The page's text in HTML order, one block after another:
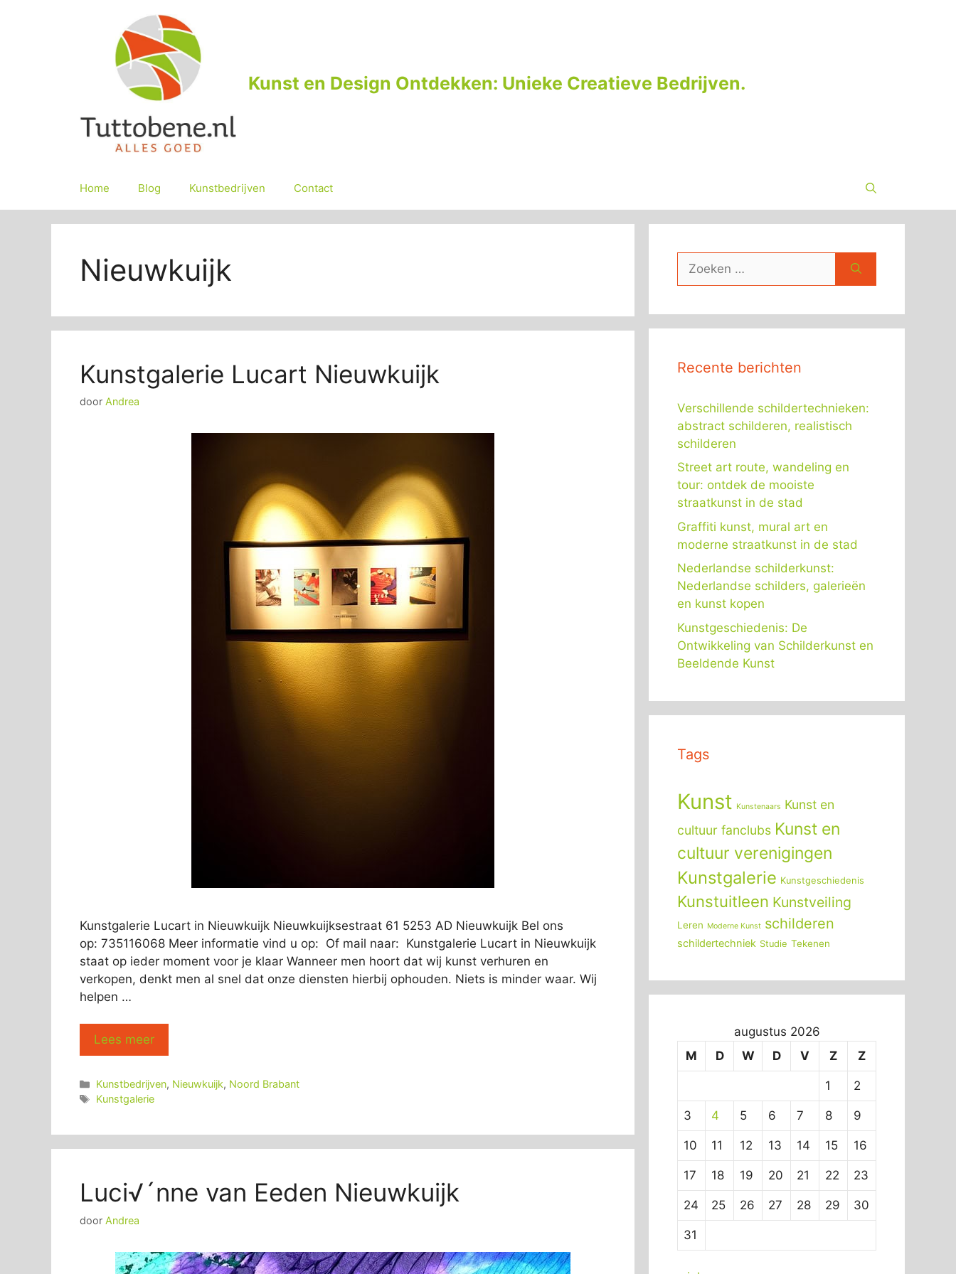
Kunst en Design Ontdekken: Unieke Creatieve Bedrijven.
Home Blog Kunstbedrijven Contact
Nieuwkuijk
Kunstgalerie Lucart Nieuwkuijk
door Andrea
Kunstgalerie Lucart in Nieuwkuijk Nieuwkuijksestraat 61 5253 AD Nieuwkuijk Bel ons
op: 735116068 Meer informatie vind u op: Of mail naar: Kunstgalerie Lucart in Nieuwkuijk
staat op ieder moment voor je klaar Wanneer men hoort dat wij kunst verhuren en
verkopen, denkt men al snel dat onze diensten hierbij ophouden. Niets is minder waar. Wij
helpen …
Lees meer
Categorieën
Kunstbedrijven, Nieuwkuijk, Noord Brabant
Tags
Kunstgalerie
Luci√´nne van Eeden Nieuwkuijk
door Andrea
naar:
Recente berichten
Verschillende schildertechnieken:
abstract schilderen, realistisch
schilderen
Street art route, wandeling en
tour: ontdek de mooiste
straatkunst in de stad
Graffiti kunst, mural art en
moderne straatkunst in de stad
Nederlandse schilderkunst:
Nederlandse schilders, galerieën
en kunst kopen
Kunstgeschiedenis: De
Ontwikkeling van Schilderkunst en
Beeldende Kunst
Tags
Kunst Kunstenaars Kunst en
cultuur fanclubs Kunst en
cultuur verenigingen
Kunstgalerie Kunstgeschiedenis
Kunstuitleen Kunstveiling
Leren Moderne Kunst schilderen
schildertechniek Studie Tekenen
augustus 2026
M
D W D V Z Z
1 2
3 4 5 6 7 8 9
10 11 12 13 14 15 16
17 18 19 20 21 22 23
24 25 26 27 28 29 30
31